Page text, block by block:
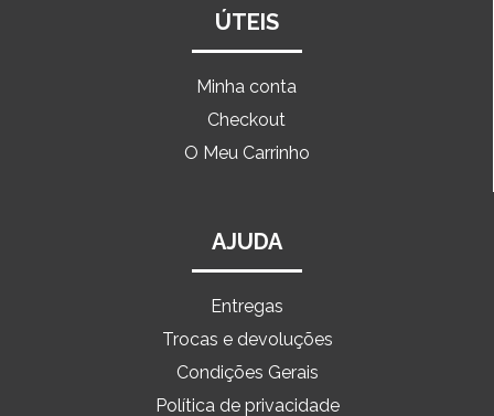
ÚTEIS
Minha conta
Checkout
O Meu Carrinho
AJUDA
Entregas
Trocas e devoluções
Condições Gerais
Política de privacidade